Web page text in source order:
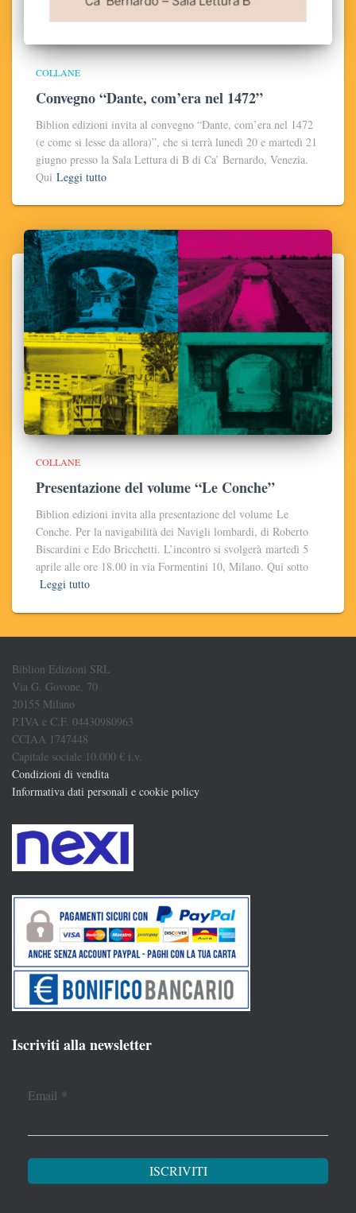
COLLANE
Convegno “Dante, com’era nel 1472”
Biblion edizioni invita al convegno “Dante, com’era nel 1472
(e come si lesse da allora)”, che si terrà lunedì 20 e martedì 21
giugno presso la Sala Lettura di B di Ca’ Bernardo, Venezia.
Qui Leggi tutto
COLLANE
Presentazione del volume “Le Conche”
Biblion edizioni invita alla presentazione del volume Le
Conche. Per la navigabilità dei Navigli lombardi, di Roberto
Biscardini e Edo Bricchetti. L’incontro si svolgerà martedì 5
aprile alle ore 18.00 in via Formentini 10, Milano. Qui sotto
Leggi tutto
Biblion Edizioni SRL
Via G. Govone, 70
20155 Milano
P.IVA e C.F. 04430980963
CCIAA 1747448
Capitale sociale 10.000 € i.v.
Condizioni di vendita
Informativa dati personali e cookie policy
Iscriviti alla newsletter
Email *